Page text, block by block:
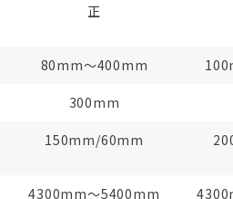
正
80mm～400mm
300mm
150mm/60mm
4300mm～5400mm